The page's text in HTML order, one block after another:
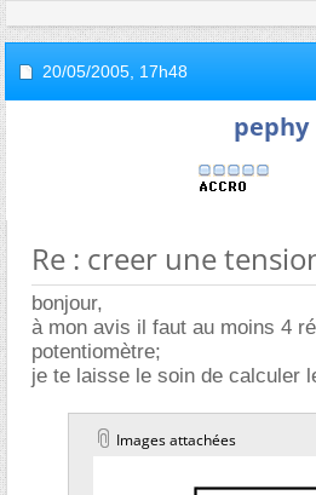
20/05/2005, 17h48
pephy
Re : creer une
bonjour,
à mon avis il faut au moins 4
potentiomètre;
je te laisse le soin de calculer
Images attachées